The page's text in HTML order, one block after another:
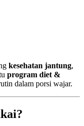
kesehatan jantung,
program diet &
dalam porsi wajar.